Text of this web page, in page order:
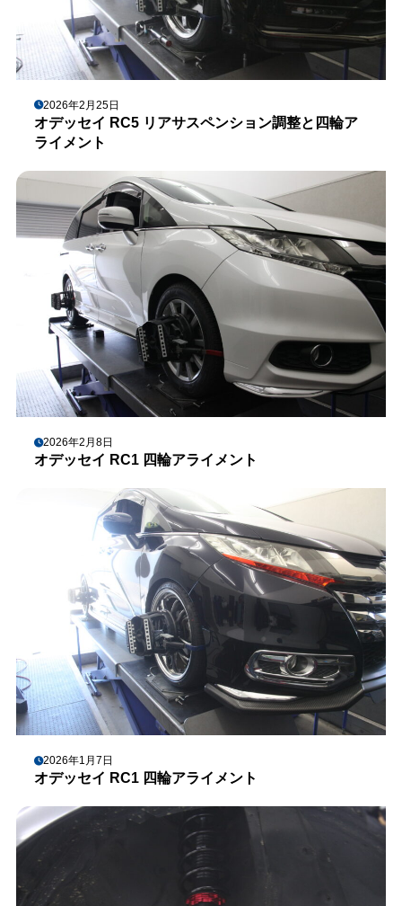
2026年2月25日
オデッセイ RC5 リアサスペンション調整と四輪ア
ライメント
2026年2月8日
オデッセイ RC1 四輪アライメント
2026年1月7日
オデッセイ RC1 四輪アライメント